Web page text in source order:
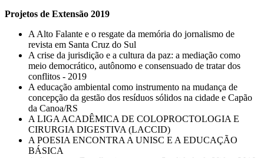
Projetos de Extensão 2019
A Alto Falante e o resgate da memória do jornalismo de
revista em Santa Cruz do Sul
A crise da jurisdição e a cultura da paz: a mediação como
meio democrático, autônomo e consensuado de tratar dos
conflitos - 2019
A educação ambiental como instrumento na mudança de
concepção da gestão dos resíduos sólidos na cidade e Capão
da Canoa/RS
A LIGA ACADÊMICA DE COLOPROCTOLOGIA E
CIRURGIA DIGESTIVA (LACCID)
A POESIA ENCONTRA A UNISC E A EDUCAÇÃO
BÁSICA